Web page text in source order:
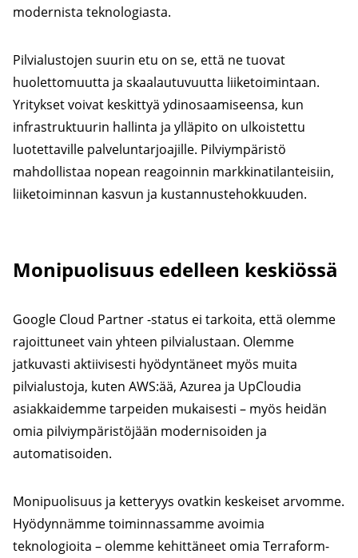
modernista teknologiasta.
Pilvialustojen suurin etu on se, että ne tuovat
huolettomuutta ja skaalautuvuutta liiketoimintaan.
Yritykset voivat keskittyä ydinosaamiseensa, kun
infrastruktuurin hallinta ja ylläpito on ulkoistettu
luotettaville palveluntarjoajille. Pilviympäristö
mahdollistaa nopean reagoinnin markkinatilanteisiin,
liiketoiminnan kasvun ja kustannustehokkuuden.
Monipuolisuus edelleen keskiössä
Google Cloud Partner -status ei tarkoita, että olemme
rajoittuneet vain yhteen pilvialustaan. Olemme
jatkuvasti aktiivisesti hyödyntäneet myös muita
pilvialustoja, kuten AWS:ää, Azurea ja UpCloudia
asiakkaidemme tarpeiden mukaisesti – myös heidän
omia pilviympäristöjään modernisoiden ja
automatisoiden.
Monipuolisuus ja ketteryys ovatkin keskeiset arvomme.
Hyödynnämme toiminnassamme avoimia
teknologioita – olemme kehittäneet omia Terraform-